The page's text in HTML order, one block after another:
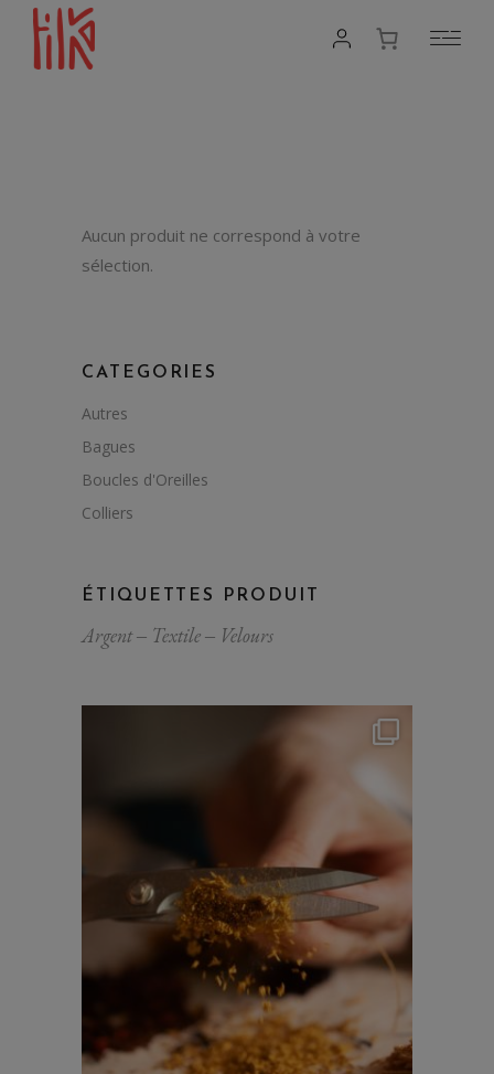
Aucun produit ne correspond à votre
sélection.
CATEGORIES
Autres
Bagues
Boucles d'Oreilles
Colliers
ÉTIQUETTES PRODUIT
Argent Textile Velours